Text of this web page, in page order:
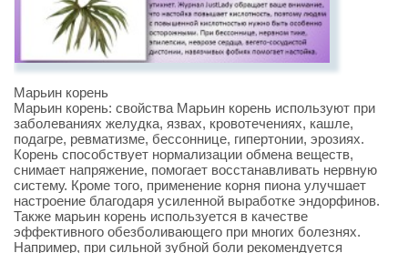
Марьин корень
Марьин корень: свойства Марьин корень используют при
заболеваниях желудка, язвах, кровотечениях, кашле,
подагре, ревматизме, бессоннице, гипертонии, эрозиях.
Корень способствует нормализации обмена веществ,
снимает напряжение, помогает восстанавливать нервную
систему. Кроме того, применение корня пиона улучшает
настроение благодаря усиленной выработке эндорфинов.
Также марьин корень используется в качестве
эффективного обезболивающего при многих болезнях.
Например, при сильной зубной боли рекомендуется